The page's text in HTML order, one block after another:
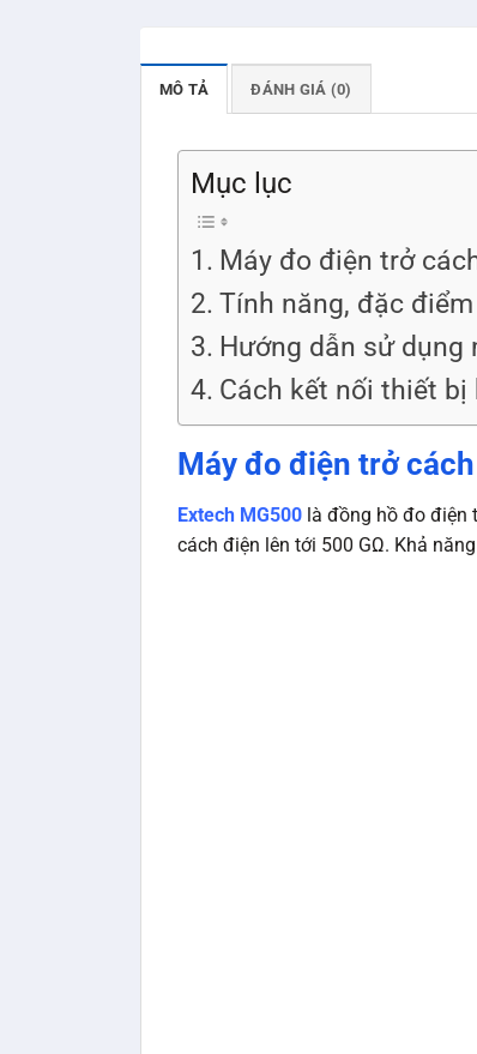
MÔ TẢ ĐÁNH GIÁ (0)
Mục lục
Máy đo điện trở
Tính năng, đặc điểm
Hướng dẫn sử dụng
Cách kết nối thiết
Máy đo điện trở
Extech MG500 là đồng hồ đo điện
cách điện lên tới 500 GΩ. Khả